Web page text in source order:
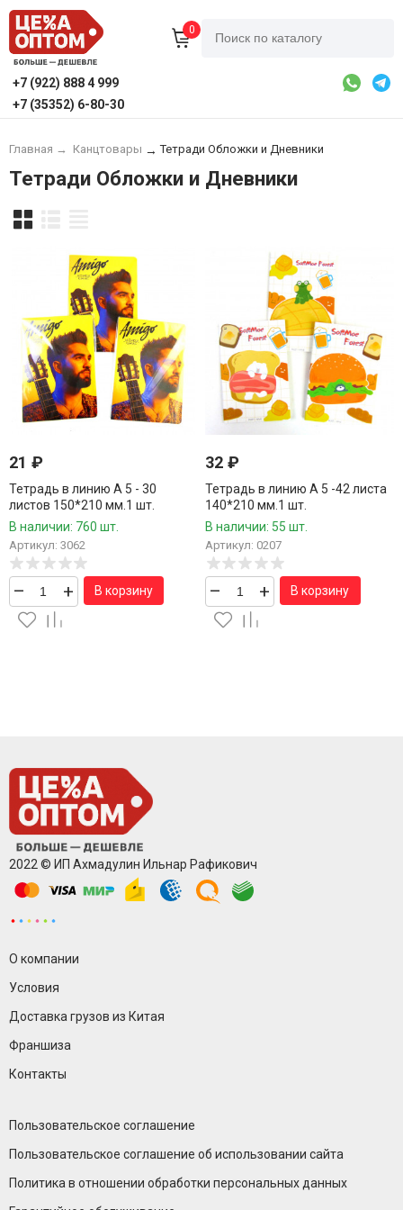
0
+7 (922) 888 4 999
+7 (35352) 6-80-30
Главная → Канцтовары → Тетради Обложки и Дневники
Тетради Обложки и Дневники
21 ₽
Тетрадь в линию А 5 - 30
листов 150*210 мм.1 шт.
В наличии: 760 шт.
Артикул: 3062
– + В корзину
32₽
Тетрадь в линию А 5 -42 листа
140*210 мм.1 шт.
В наличии: 55 шт.
Артикул: 0207
– + В корзину
2022 © ИП Ахмадулин Ильнар Рафикович
О компании
Условия
Доставка грузов из Китая
Франшиза
Контакты
Пользовательское соглашение
Пользовательское соглашение об использовании сайта
Политика в отношении обработки персональных данных